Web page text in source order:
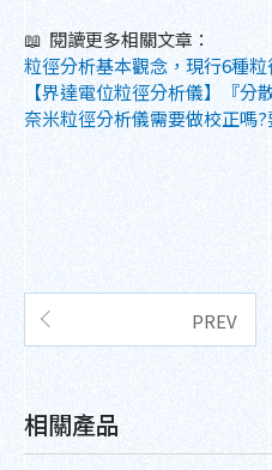
📖 閱讀更多相關文章：
粒徑分析基本觀念，現行6種
【界達電位粒徑分析儀】『
奈米粒徑分析儀需要做校正嗎
PREV
相關產品